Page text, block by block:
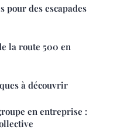
pour des escapades
la route 500 en
à découvrir
en entreprise :